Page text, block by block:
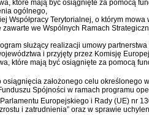
które mają być osiągnięte za pomocą
ogólnego,
Współpracy Terytorialnej, o którym
we Wspólnych Ramach
służący realizacji umowy
i przyjęty przez Komisję
które mają być osiągnięte za pomocą
założonego celu określonego
Spójności w ramach programu
Europejskiego i Rady (UE) nr
i zatrudnienia” oraz w sprawie